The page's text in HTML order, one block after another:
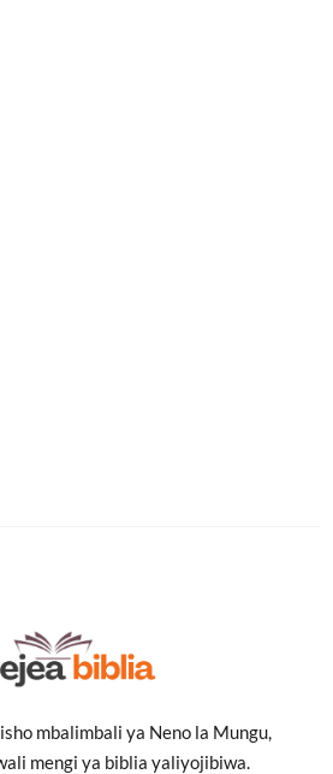
mbalimbali ya Neno la Mungu,
mengi ya biblia yaliyojibiwa.